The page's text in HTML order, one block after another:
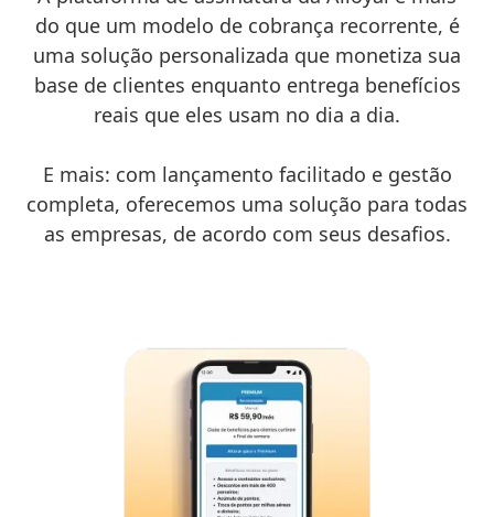
do que um modelo de cobrança recorrente, é
uma solução personalizada que monetiza sua
base de clientes enquanto entrega benefícios
reais que eles usam no dia a dia.
E mais: com lançamento facilitado e gestão
completa, oferecemos uma solução para todas
as empresas, de acordo com seus desafios.